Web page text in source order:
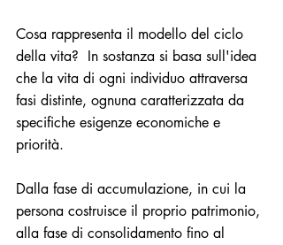
Cosa rappresenta il modello del ciclo
della vita?  In sostanza si basa sull'idea
che la vita di ogni individuo attraversa
fasi distinte, ognuna caratterizzata da
specifiche esigenze economiche e
priorità.
Dalla fase di accumulazione, in cui la
persona costruisce il proprio patrimonio,
alla fase di consolidamento fino al